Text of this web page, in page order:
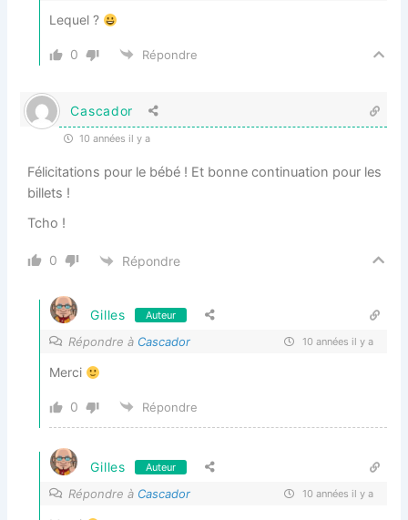
Lequel ?
0 Répondre
Cascador
10 années il y a
Félicitations pour le bébé ! Et bonne continuation pour les
billets !
Tcho !
0 Répondre
Gilles Auteur
Répondre à Cascador 10 années il y a
Merci
0 Répondre
Gilles Auteur
Répondre à Cascador 10 années il y a